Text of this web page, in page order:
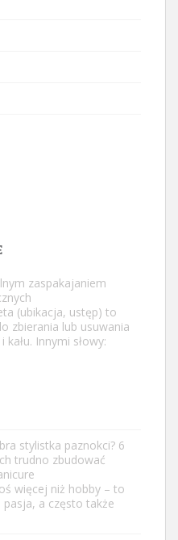
zaspakajaniem
(ubikacja, ustęp) to
zbierania lub usuwania
Innymi słowy:
stylistka paznokci? 6
trudno zbudować
więcej niż hobby – to
a często także